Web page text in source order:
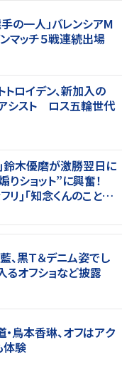
の一人」バレンシアM
マッチ５戦連続出場
ロイデン、新加入の
シスト ロス五輪世代
木優磨が激勝翌日に
ショット”に興奮！
リ｣｢知念くんのことど
、黒Ｔ＆デニム姿でし
るオフショなど披露
・鳥本香琳、オフはアク
体験